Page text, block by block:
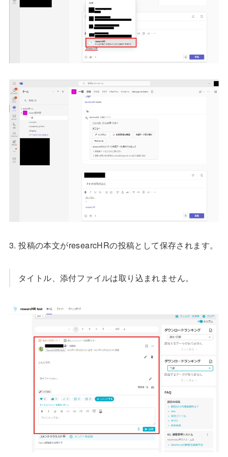
3. 投稿の本文がresearcHRの投稿として保存されます。
タイトル、添付ファイルは取り込まれません。